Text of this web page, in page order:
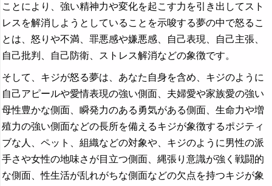
ことにより、強い精神力や変化を起こす力を引き出してスト
レスを解消しようとしていることを示唆する夢の中で怒るこ
とは、怒りや不満、罪悪感や嫌悪感、自己表現、自己主張、
自己批判、自己防衛、ストレス解消などの象徴です。
そして、キジが怒る夢は、あなた自身を含め、キジのように
自己アピールや愛情表現の強い側面、夫婦愛や家族愛の強い
母性豊かな側面、瞬発力のある勇気がある側面、生命力や増
殖力の強い側面などの長所を備えるキジが象徴するポジティ
ブな人、ペット、組織などの対象や、キジのように男性の派
手さや女性の地味さが目立つ側面、縄張り意識が強く戦闘的
な側面、性生活が乱れがちな側面などの欠点を持つキジが象